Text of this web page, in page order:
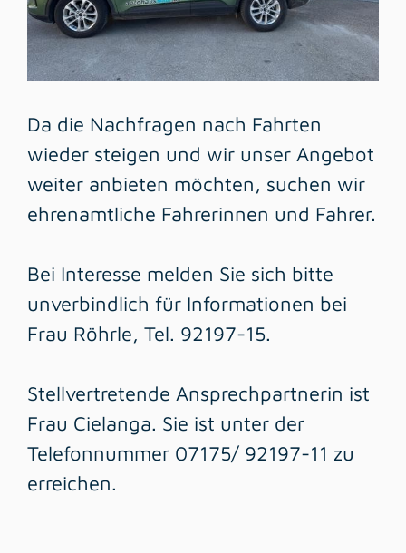
Da die Nachfragen nach Fahrten
wieder steigen und wir unser Angebot
weiter anbieten möchten, suchen wir
ehrenamtliche Fahrerinnen und Fahrer.
Bei Interesse melden Sie sich bitte
unverbindlich für Informationen bei
Frau Röhrle, Tel. 92197-15.
Stellvertretende Ansprechpartnerin ist
Frau Cielanga. Sie ist unter der
Telefonnummer 07175/ 92197-11 zu
erreichen.